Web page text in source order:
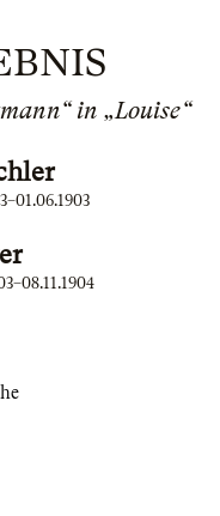
in „Louise“
–01.06.1903
–08.11.1904